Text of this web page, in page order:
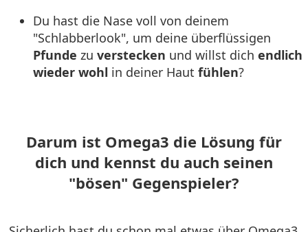
Du hast die Nase voll von deinem
"Schlabberlook", um deine überflüssigen
Pfunde zu verstecken und willst dich endlich
wieder wohl in deiner Haut fühlen?
Darum ist Omega3 die Lösung für
dich und kennst du auch seinen
"bösen" Gegenspieler?